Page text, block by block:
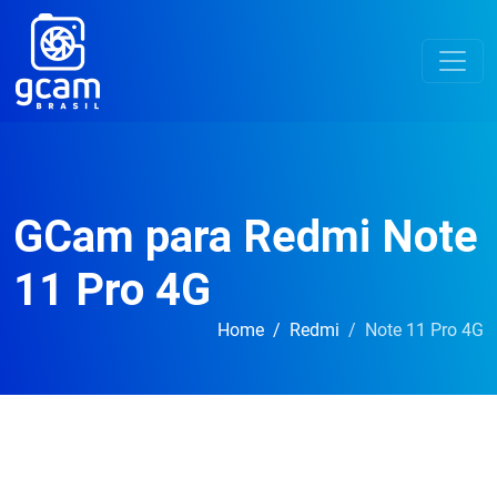
GCam para Redmi Note
11 Pro 4G
Home Redmi Note 11 Pro 4G